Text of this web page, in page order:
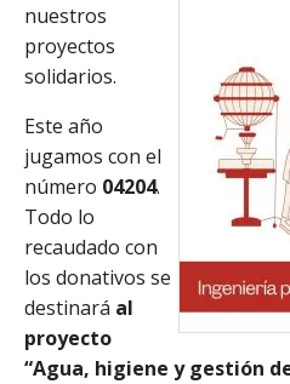
nuestros
proyectos
solidarios.
Este año
jugamos con el
número 04204.
Todo lo
recaudado con
los donativos se
destinará al
proyecto
“Agua, higiene y gestión